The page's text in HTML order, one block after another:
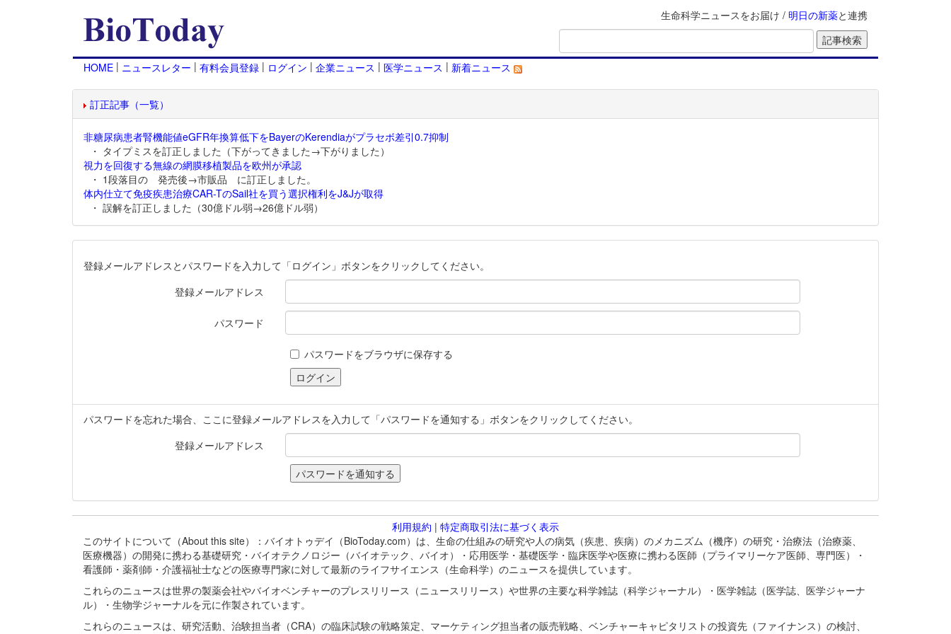
生命科学ニュースをお届け / 明日の新薬と連携
HOME | ニュースレター | 有料会員登録 | ログイン | 企業ニュース | 医学ニュース | 新着ニュース
訂正記事（一覧）
非糖尿病患者腎機能値eGFR年換算低下をBayerのKerendiaがプラセボ差引0.7抑制
・ タイプミスを訂正しました（下がってきました→下がりました）
視力を回復する無線の網膜移植製品を欧州が承認
・ 1段落目の 発売後→市販品 に訂正しました。
体内仕立て免疫疾患治療CAR-TのSail社を買う選択権利をJ&Jが取得
・ 誤解を訂正しました（30億ドル弱→26億ドル弱）
登録メールアドレスとパスワードを入力して「ログイン」ボタンをクリックしてください。
登録メールアドレス
パスワード
パスワードをブラウザに保存する
パスワードを忘れた場合、ここに登録メールアドレスを入力して「パスワードを通知する」ボタンをクリックしてください。
登録メールアドレス
利用規約 | 特定商取引法に基づく表示
このサイトについて（About this site）：バイオトゥデイ（BioToday.com）は、生命の仕組みの研究や人の病気（疾患、疾病）のメカニズム（機序）の研究・治療法（治療薬、
医療機器）の開発に携わる基礎研究・バイオテクノロジー（バイオテック、バイオ）・応用医学・基礎医学・臨床医学や医療に携わる医師（プライマリーケア医師、専門医）・
看護師・薬剤師・介護福祉士などの医療専門家に対して最新のライフサイエンス（生命科学）のニュースを提供しています。
これらのニュースは世界の製薬会社やバイオベンチャーのプレスリリース（ニュースリリース）や世界の主要な科学雑誌（科学ジャーナル）・医学雑誌（医学誌、医学ジャーナ
ル）・生物学ジャーナルを元に作製されています。
これらのニュースは、研究活動、治験担当者（CRA）の臨床試験の戦略策定、マーケティング担当者の販売戦略、ベンチャーキャピタリストの投資先（ファイナンス）の検討、